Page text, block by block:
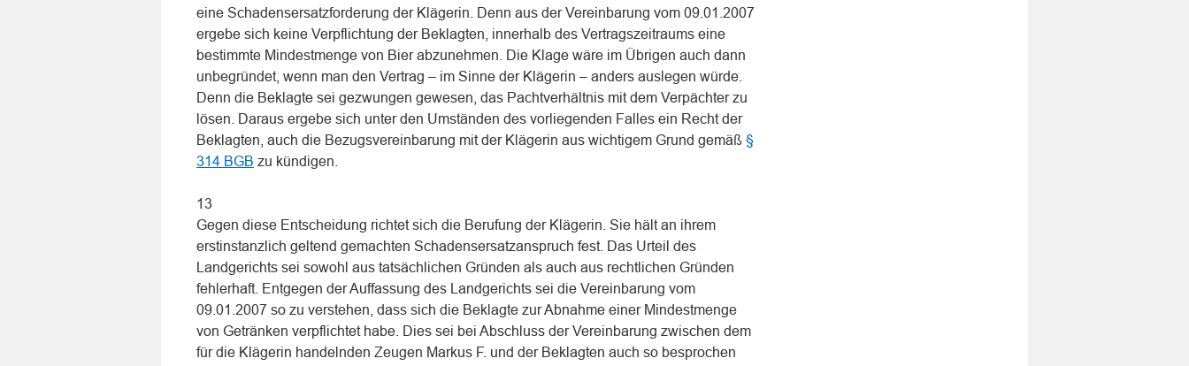
eine Schadensersatzforderung der Klägerin. Denn aus der Vereinbarung vom 09.01.2007
ergebe sich keine Verpflichtung der Beklagten, innerhalb des Vertragszeitraums eine
bestimmte Mindestmenge von Bier abzunehmen. Die Klage wäre im Übrigen auch dann
unbegründet, wenn man den Vertrag – im Sinne der Klägerin – anders auslegen würde.
Denn die Beklagte sei gezwungen gewesen, das Pachtverhältnis mit dem Verpächter zu
lösen. Daraus ergebe sich unter den Umständen des vorliegenden Falles ein Recht der
Beklagten, auch die Bezugsvereinbarung mit der Klägerin aus wichtigem Grund gemäß §
314 BGB zu kündigen.
13
Gegen diese Entscheidung richtet sich die Berufung der Klägerin. Sie hält an ihrem
erstinstanzlich geltend gemachten Schadensersatzanspruch fest. Das Urteil des
Landgerichts sei sowohl aus tatsächlichen Gründen als auch aus rechtlichen Gründen
fehlerhaft. Entgegen der Auffassung des Landgerichts sei die Vereinbarung vom
09.01.2007 so zu verstehen, dass sich die Beklagte zur Abnahme einer Mindestmenge
von Getränken verpflichtet habe. Dies sei bei Abschluss der Vereinbarung zwischen dem
für die Klägerin handelnden Zeugen Markus F. und der Beklagten auch so besprochen